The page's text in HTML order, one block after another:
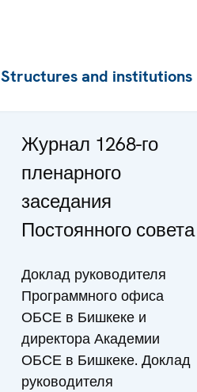
Structures and institutions
Журнал 1268-го
пленарного
заседания
Постоянного совета
Доклад руководителя
Программного офиса
ОБСЕ в Бишкеке и
директора Академии
ОБСЕ в Бишкеке. Доклад
руководителя